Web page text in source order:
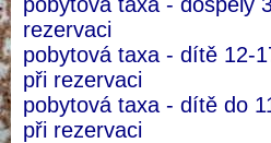
rezervaci
pobytová taxa - dítě 12-
při rezervaci
pobytová taxa - dítě do
při rezervaci